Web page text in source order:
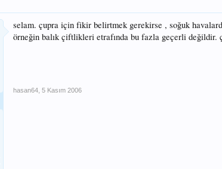
selam. çupra için fikir belirtmek gerekirse , soğuk
örneğin balık çiftlikleri etrafında bu fazla geçerli değildir.
hasan64 5 Kasım 2006